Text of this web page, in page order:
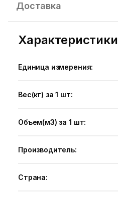
Доставка
Характеристики
Единица измерения:
Вес(кг) за 1 шт:
Объем(м3) за 1 шт:
Производитель:
Страна: